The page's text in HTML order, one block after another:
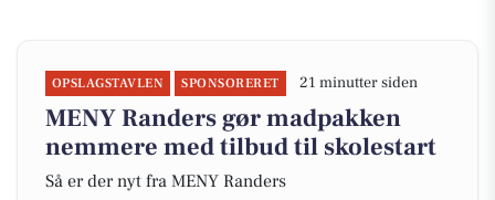
OPSLAGSTAVLEN SPONSORERET 21 minutter siden
MENY Randers gør madpakken
nemmere med tilbud til skolestart
Så er der nyt fra MENY Randers